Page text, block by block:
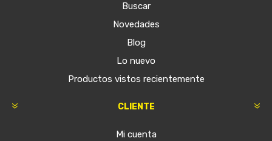
Buscar
Novedades
Blog
Lo nuevo
Productos vistos recientemente
CLIENTE
Mi cuenta